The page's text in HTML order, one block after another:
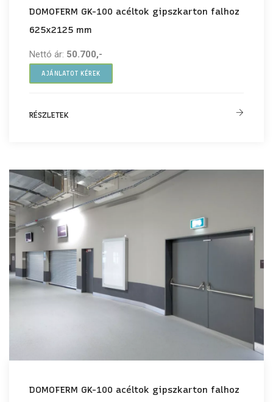
DOMOFERM GK-100 acéltok gipszkarton falhoz
625x2125 mm
Nettó ár: 50.700,-
AJÁNLATOT KÉREK
RÉSZLETEK
DOMOFERM GK-100 acéltok gipszkarton falhoz